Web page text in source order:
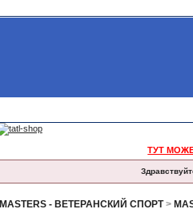
ТУТ
MASTERS - ВЕТЕРАНСКИЙ СПОРТ>